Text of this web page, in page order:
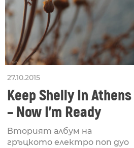
27.10.2015
Keep Shelly In Athens
– Now I’m Ready
Вторият албум на
гръцкото електро поп дуо